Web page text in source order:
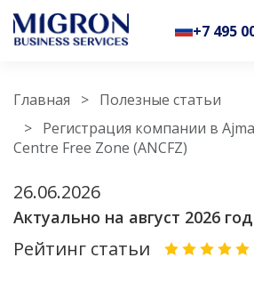
+7 495
Главная
Полезные статьи
Регистрация компании в
Centre Free Zone (ANCFZ)
26.06.2026
Актуально на август 2026
Рейтинг статьи